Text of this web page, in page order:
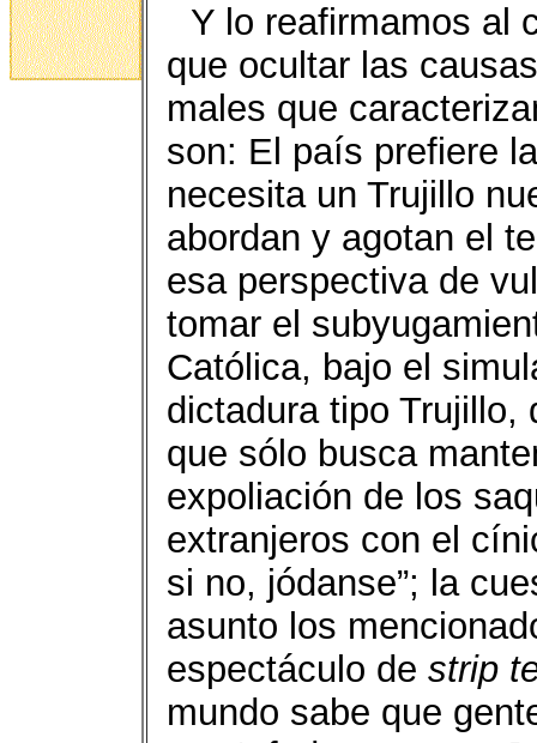
Y lo reafirmamos al
que ocultar las
males que
son: El país prefiere
necesita un Trujillo
abordan y agotan el
esa perspectiva de
tomar el
Católica, bajo el
dictadura tipo Trujillo,
que sólo busca
expoliación de los
extranjeros con el
si no, jódanse”; la
asunto los
espectáculo de strip
mundo sabe que